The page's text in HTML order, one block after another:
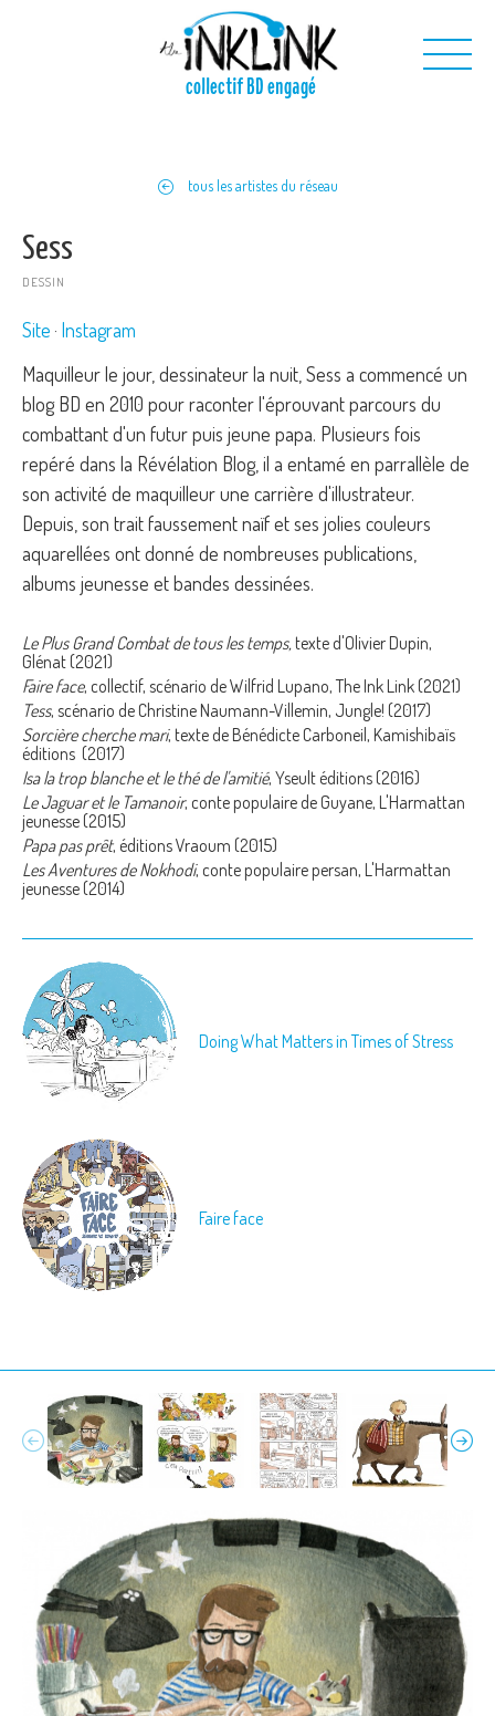
collectif BD engagé
Nos projets
tous les artistes du réseau
Sess
DESSIN
Site Instagram
Maquilleur le jour, dessinateur la nuit, Sess a commencé un
blog BD en 2010 pour raconter l'éprouvant parcours du
combattant d'un futur puis jeune papa. Plusieurs fois
repéré dans la Révélation Blog, il a entamé en parrallèle de
son activité de maquilleur une carrière d'illustrateur.
Depuis, son trait faussement naïf et ses jolies couleurs
aquarellées ont donné de nombreuses publications,
albums jeunesse et bandes dessinées.
Le Plus Grand Combat de tous les temps, texte d'Olivier Dupin,
Glénat (2021)
Faire face, collectif, scénario de Wilfrid Lupano, The Ink Link (2021)
Tess, scénario de Christine Naumann-Villemin, Jungle! (2017)
Sorcière cherche mari, texte de Bénédicte Carboneil, Kamishibaïs
éditions (2017)
Isa la trop blanche et le thé de l'amitié, Yseult éditions (2016)
Le Jaguar et le Tamanoir, conte populaire de Guyane, L'Harmattan
jeunesse (2015)
Papa pas prêt, éditions Vraoum (2015)
Les Aventures de Nokhodi, conte populaire persan, L'Harmattan
jeunesse (2014)
Doing What Matters in Times of Stress
Faire face